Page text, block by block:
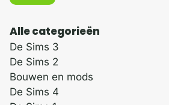
Alle categorieën
De Sims 3
De Sims 2
Bouwen en mods
De Sims 4